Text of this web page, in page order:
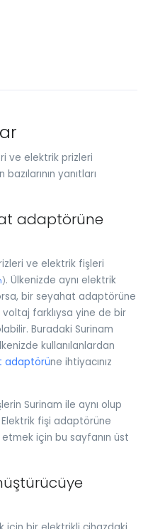
ve elektrik prizleri
yanıtları
adaptörüne
ve elektrik fişleri
). Ülkenizde aynı elektrik
bir seyahat adaptörüne
voltaj farklıysa yine de bir
Buradaki Surinam
kullanılanlardan
adaptörüne ihtiyacınız
Surinam ile aynı olup
Elektrik fişi adaptörüne
etmek için bu sayfanın üst